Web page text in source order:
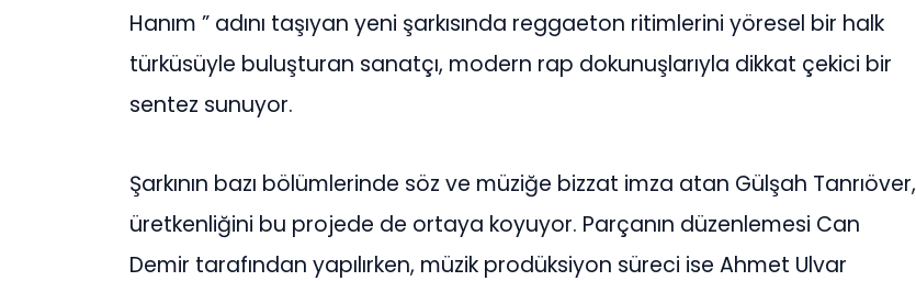
Hanım ” adını taşıyan yeni şarkısında reggaeton ritimlerini yöresel bir halk
türküsüyle buluşturan sanatçı, modern rap dokunuşlarıyla dikkat çekici bir
sentez sunuyor.
Şarkının bazı bölümlerinde söz ve müziğe bizzat imza atan Gülşah Tanrıöver,
üretkenliğini bu projede de ortaya koyuyor. Parçanın düzenlemesi Can
Demir tarafından yapılırken, müzik prodüksiyon süreci ise Ahmet Ulvar